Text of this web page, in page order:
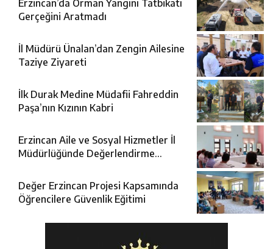
Erzincan’da Orman Yangını Tatbikatı
Gerçeğini Aratmadı
İl Müdürü Ünalan’dan Zengin Ailesine
Taziye Ziyareti
İlk Durak Medine Müdafii Fahreddin
Paşa’nın Kızının Kabri
Erzincan Aile ve Sosyal Hizmetler İl
Müdürlüğünde Değerlendirme
Değer Erzincan Projesi Kapsamında
Öğrencilere Güvenlik Eğitimi